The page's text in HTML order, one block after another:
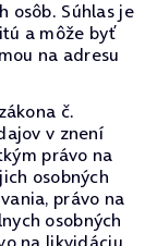
osôb. Súhlas je
a môže byť
na adresu
č.
v znení
právo na
osobných
právo na
osobných